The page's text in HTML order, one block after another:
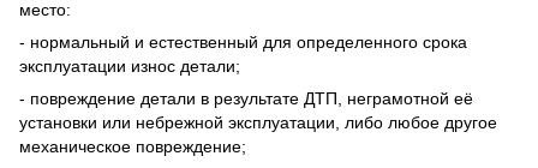
место:
- нормальный и естественный для определенного срока
эксплуатации износ детали;
- повреждение детали в результате ДТП, неграмотной её
установки или небрежной эксплуатации, либо любое другое
механическое повреждение;